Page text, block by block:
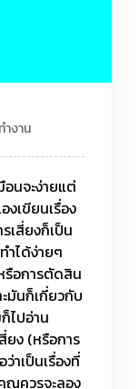
ำงาน
นจะง่ายแต่
งเขียนเรื่อง
เสี่ยงก็เป็น
ได้ง่ายๆ
รือการตัดสิน
มันก็เกี่ยวกับ
ไปอ่าน
ยง (หรือการ
าเป็นเรื่องที่
ณควรจะลอง